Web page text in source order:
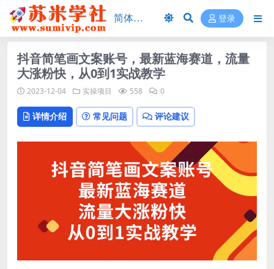
登录
抖音简笔画文案账号，最新蓝海赛道，流量
大涨粉快，从0到1实战教学
2023-12-04 实操项目 558 0
详情介绍 常见问题 评论建议